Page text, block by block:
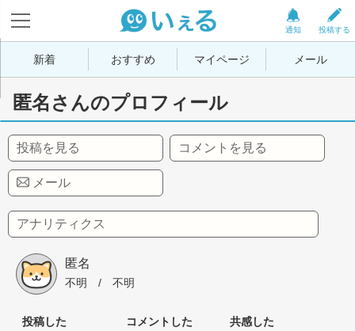
投稿する
通知
新着 おすすめ マイページ メール
匿名さんのプロフィール
投稿を見る コメントを見る
メール
アナリティクス
匿名
不明 / 不明
投稿した コメントした 共感した